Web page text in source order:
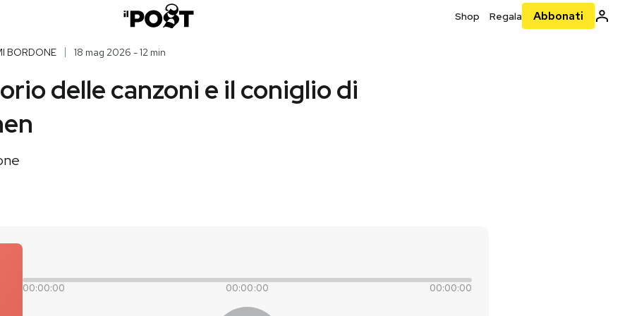
Shop Regala Abbonati
BORDONE 18 mag 2026 - 12 min
delle canzoni e il coniglio di
00:00:00 00:00:00 00:00:00